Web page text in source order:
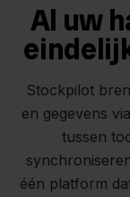
Al uw
Stockpilot
en gegevens
tussen
één platform